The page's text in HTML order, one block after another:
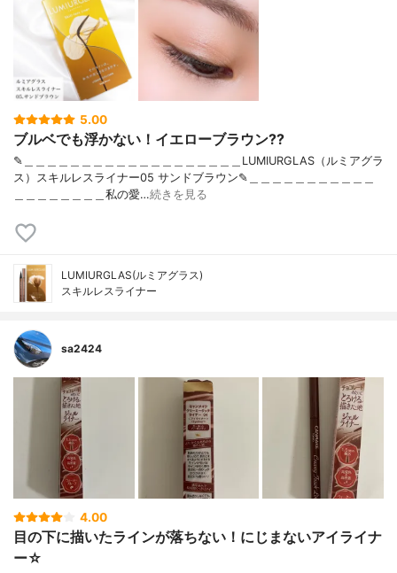
5.00
ブルベでも浮かない！イエローブラウン??
✎＿＿＿＿＿＿＿＿＿＿＿＿＿＿＿＿＿＿＿LUMIURGLAS（ルミアグラ
ス）スキルレスライナー05 サンドブラウン✎＿＿＿＿＿＿＿＿＿＿＿
＿＿＿＿＿＿＿＿私の愛…続きを見る
LUMIURGLAS(ルミアグラス)
スキルレスライナー
sa2424
4.00
目の下に描いたラインが落ちない！にじまないアイライナ
ー☆